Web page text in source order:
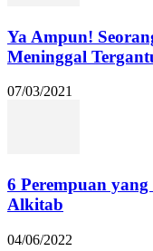
Ya Ampun!
Meninggal
07/03/2021
6 Perempuan
Alkitab
04/06/2022